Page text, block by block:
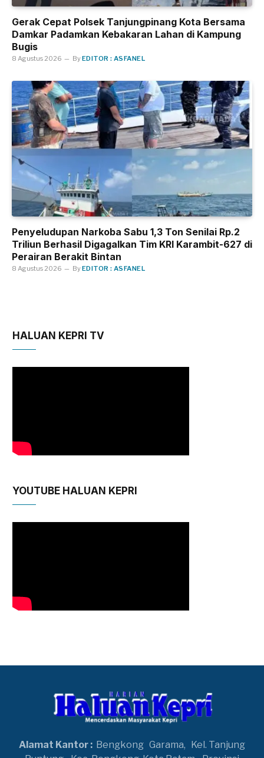
Gerak Cepat Polsek Tanjungpinang Kota Bersama
Damkar Padamkan Kebakaran Lahan di Kampung
Bugis
8 Agustus 2026 ByEDITOR : ASFANEL
Penyeludupan Narkoba Sabu 1,3 Ton Senilai Rp.2
Triliun Berhasil Digagalkan Tim KRI Karambit-627 di
Perairan Berakit Bintan
8 Agustus 2026 ByEDITOR : ASFANEL
HALUAN KEPRI TV
YOUTUBE HALUAN KEPRI
Alamat Kantor : Bengkong Garama,
Kel. Tanjung